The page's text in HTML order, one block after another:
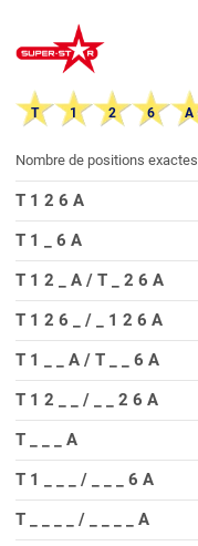
T 1 2 6 A
Nombre de positions exactes
T 1 2 6 A
T 1 _ 6 A
T 1 2 _ A / T _ 2 6 A
T 1 2 6 _ / _ 1 2 6 A
T 1 _ _ A / T _ _ 6 A
T 1 2 _ _ / _ _ 2 6 A
T _ _ _ A
T 1 _ _ _ / _ _ _ 6 A
T _ _ _ _ / _ _ _ _ A